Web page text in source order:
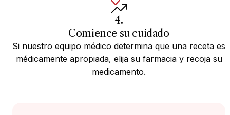
4.
Comience su cuidado
Si nuestro equipo médico determina que una receta es
médicamente apropiada, elija su farmacia y recoja su
medicamento.